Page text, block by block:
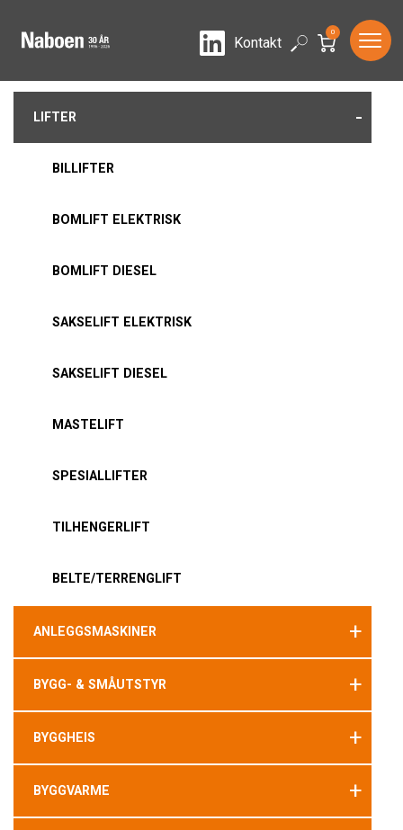
LinkedIn
Kontakt Search
0
LIFTER -
BILLIFTER
BOMLIFT ELEKTRISK
BOMLIFT DIESEL
SAKSELIFT ELEKTRISK
SAKSELIFT DIESEL
MASTELIFT
SPESIALLIFTER
TILHENGERLIFT
BELTE/TERRENGLIFT
ANLEGGSMASKINER +
BYGG- & SMÅUTSTYR +
BYGGHEIS +
BYGGVARME +